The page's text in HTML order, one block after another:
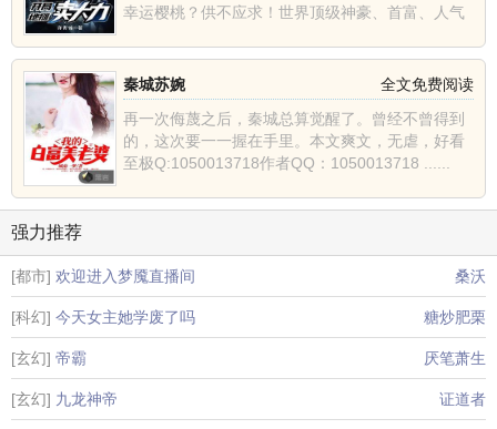
幸运樱桃？供不应求！世界顶级神豪、首富、人气
全文免费阅读
秦城苏婉
再一次侮蔑之后，秦城总算觉醒了。曾经不曾得到
的，这次要一一握在手里。本文爽文，无虐，好看
至极Q:1050013718作者QQ：1050013718 ......
强力推荐
[都市] 欢迎进入梦魇直播间 桑沃
[科幻] 今天女主她学废了吗 糖炒肥栗
[玄幻] 帝霸 厌笔萧生
[玄幻] 九龙神帝 证道者